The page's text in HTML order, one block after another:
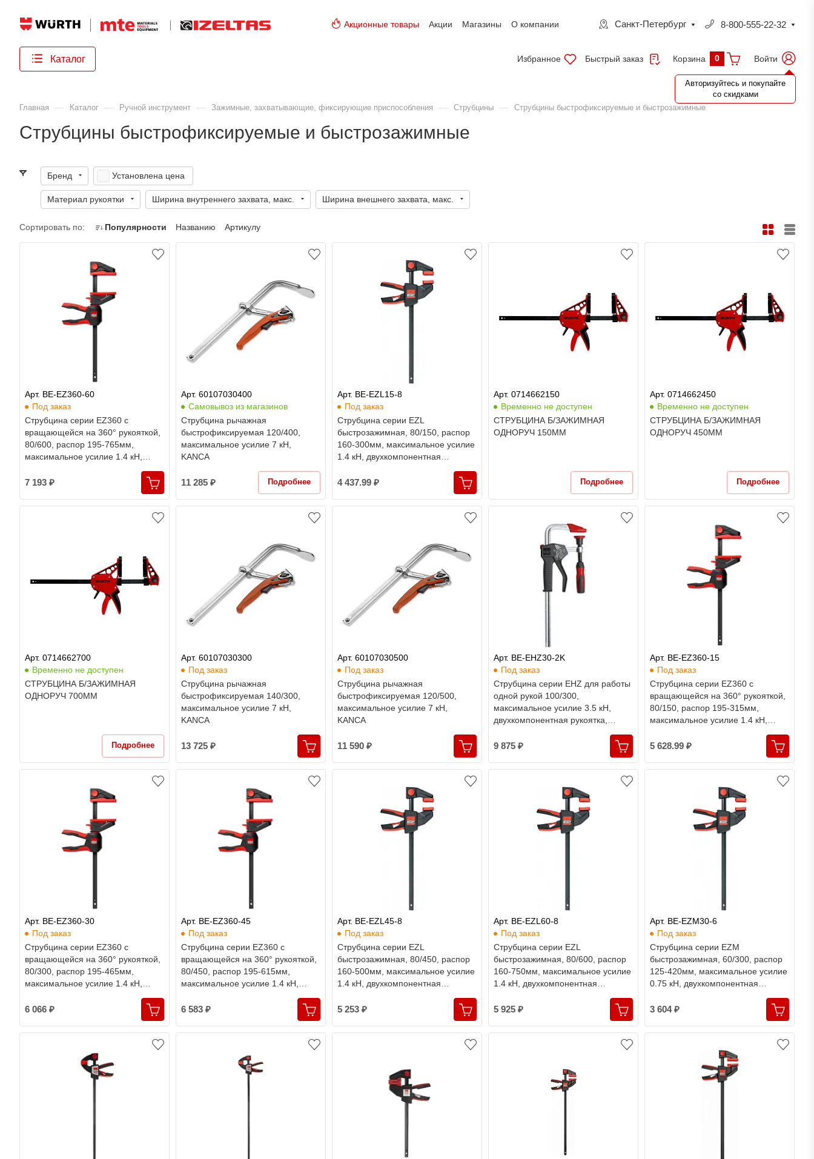
Акционные товары Акции Магазины О компании Санкт-Петербург 8-800-555-22-32
Каталог Избранное Быстрый заказ Корзина 0 Войти
Авторизуйтесь и покупайте
со скидками
Главная
— Каталог — Ручной инструмент — Зажимные, захватывающие, фиксирующие приспособления — Струбцины — Струбцины быстрофиксируемые и быстрозажимные
Струбцины быстрофиксируемые и быстрозажимные
Бренд Установлена цена
Материал рукоятки Ширина внутреннего захвата, макс. Ширина внешнего захвата, макс.
Сортировать по: Популярности Названию Артикулу
Арт. BE-EZ360-60
Под заказ
Струбцина серии EZ360 с
вращающейся на 360° рукояткой,
80/600, распор 195-765мм,
максимальное усилие 1.4 кН,
Bessey
7 193 ₽
Арт. 60107030400
Самовывоз из магазинов
Cтрубцина рычажная
быстрофиксируемая 120/400,
максимальное усилие 7 кН,
KANCA
11 285 ₽ Подробнее
Арт. BE-EZL15-8
Под заказ
Струбцина серии EZL
быстрозажимная, 80/150, распор
160-300мм, максимальное усилие
1.4 кН, двухкомпонентная
4 437.99 ₽
Арт. 0714662150
Временно не доступен
СТРУБЦИНА Б/ЗАЖИМНАЯ
ОДНОРУЧ 150ММ
Подробнее
Арт. 0714662450
Временно не доступен
СТРУБЦИНА Б/ЗАЖИМНАЯ
ОДНОРУЧ 450ММ
Подробнее
Арт. 0714662700
Временно не доступен
СТРУБЦИНА Б/ЗАЖИМНАЯ
ОДНОРУЧ 700ММ
Подробнее
Арт. 60107030300
Под заказ
Cтрубцина рычажная
быстрофиксируемая 140/300,
максимальное усилие 7 кН,
KANCA
13 725 ₽
Арт. 60107030500
Под заказ
Cтрубцина рычажная
быстрофиксируемая 120/500,
максимальное усилие 7 кН,
KANCA
11 590 ₽
Арт. BE-EHZ30-2K
Под заказ
Струбцина серии EHZ для работы
одной рукой 100/300,
максимальное усилие 3.5 кН,
двухкомпонентная рукоятка,
9 875 ₽
Арт. BE-EZ360-15
Под заказ
Струбцина серии EZ360 с
вращающейся на 360° рукояткой,
80/150, распор 195-315мм,
максимальное усилие 1.4 кН,
Bessey
5 628.99 ₽
Арт. BE-EZ360-30
Под заказ
Струбцина серии EZ360 с
вращающейся на 360° рукояткой,
80/300, распор 195-465мм,
максимальное усилие 1.4 кН,
Bessey
6 066 ₽
Арт. BE-EZ360-45
Под заказ
Струбцина серии EZ360 с
вращающейся на 360° рукояткой,
80/450, распор 195-615мм,
максимальное усилие 1.4 кН,
Bessey
6 583 ₽
Арт. BE-EZL45-8
Под заказ
Струбцина серии EZL
быстрозажимная, 80/450, распор
160-500мм, максимальное усилие
1.4 кН, двухкомпонентная
5 253 ₽
Арт. BE-EZL60-8
Под заказ
Струбцина серии EZL
быстрозажимная, 80/600, распор
160-750мм, максимальное усилие
1.4 кН, двухкомпонентная
5 925 ₽
Арт. BE-EZM30-6
Под заказ
Струбцина серии EZM
быстрозажимная, 60/300, распор
125-420мм, максимальное усилие
0.75 кН, двухкомпонентная
3 604 ₽